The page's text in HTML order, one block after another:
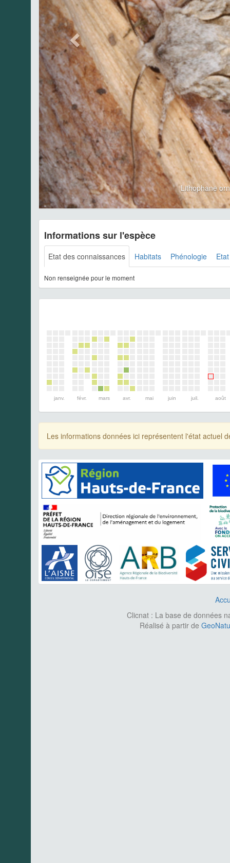
Lithophane
Informations sur l'espèce
Etat des connaissances Habitats Phénologie
Non renseignée pour le moment
janv. févr. mars avr. mai juin juil. août
Les informations données ici représentent l'état actuel
Clicnat : La base de données
Réalisé à partir de